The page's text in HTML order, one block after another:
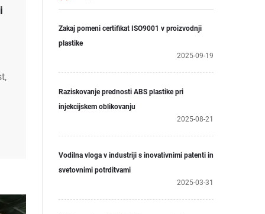
Zakaj pomeni certifikat ISO9001 v proizvodnji
plastike
2025-09-19
Raziskovanje prednosti ABS plastike pri
injekcijskem oblikovanju
2025-08-21
Vodilna vloga v industriji s inovativnimi patenti in
svetovnimi potrditvami
2025-03-31